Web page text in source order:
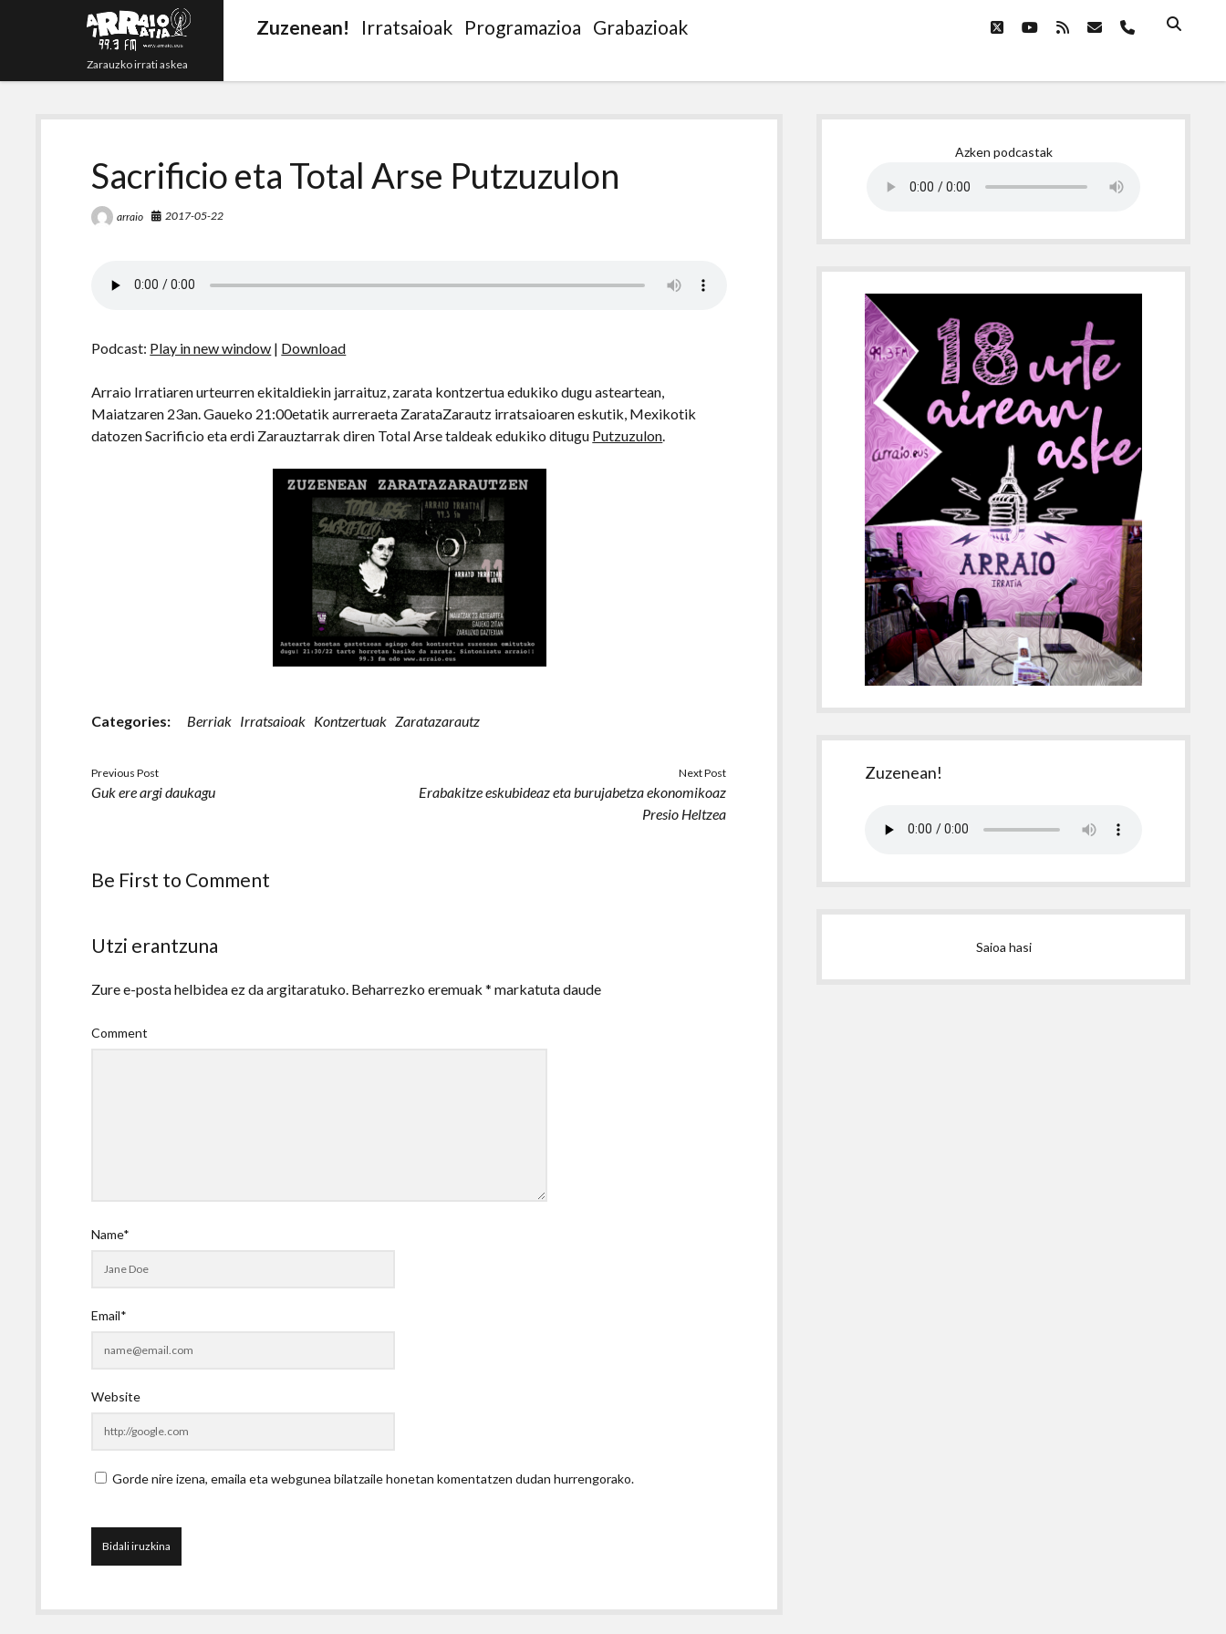
Zarauzko irrati askea
Zuzenean! Irratsaioak Programazioa Grabazioak twitteryoutube
rss emailphone
Sacrificio eta Total Arse Putzuzulon
arraio 2017-05-22
Podcast: Play in new window | Download
Arraio Irratiaren urteurren ekitaldiekin jarraituz, zarata kontzertua edukiko dugu asteartean,
Maiatzaren 23an. Gaueko 21:00etatik aurreraeta ZarataZarautz irratsaioaren eskutik, Mexikotik
datozen Sacrificio eta erdi Zarauztarrak diren Total Arse taldeak edukiko ditugu Putzuzulon.
Categories: Berriak Irratsaioak Kontzertuak Zaratazarautz
Previous Post
Guk ere argi daukagu
Next Post
Erabakitze eskubideaz eta burujabetza ekonomikoaz
Presio Heltzea
Be First to Comment
Utzi erantzuna
Zure e-posta helbidea ez da argitaratuko. Beharrezko eremuak* markatuta daude
Comment
Name*
Email*
Website
Gorde nire izena, emaila eta webgunea bilatzaile honetan komentatzen dudan hurrengorako.
Azken podcastak
Zuzenean!
Saioa hasi